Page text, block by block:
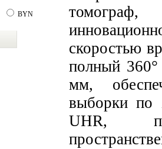
BYN
томограф,
скоростью
полный 360°
мм,
выборки по
UHR,